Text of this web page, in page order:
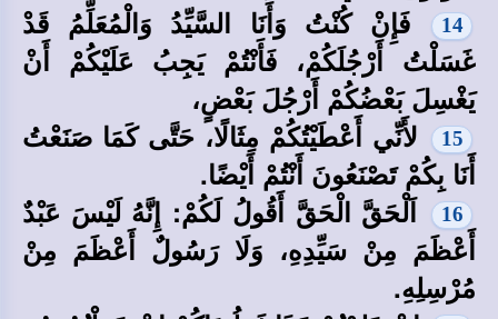
14
فَإِنْ كُنْتُ وَأَنَا السَّيِّدُ وَالْمُعَلِّمُ قَدْ
غَسَلْتُ أَرْجُلَكُمْ، فَأَنْتُمْ يَجِبُ عَلَيْكُمْ أَنْ
يَغْسِلَ بَعْضُكُمْ أَرْجُلَ بَعْضٍ،
15
لأَنِّي أَعْطَيْتُكُمْ مِثَالًا، حَتَّى كَمَا صَنَعْتُ
أَنَا بِكُمْ تَصْنَعُونَ أَنْتُمْ أَيْضًا.
16
اَلْحَقَّ الْحَقَّ أَقُولُ لَكُمْ: إِنَّهُ لَيْسَ عَبْدٌ
أَعْظَمَ مِنْ سَيِّدِهِ، وَلَا رَسُولٌ أَعْظَمَ مِنْ
مُرْسِلِهِ.